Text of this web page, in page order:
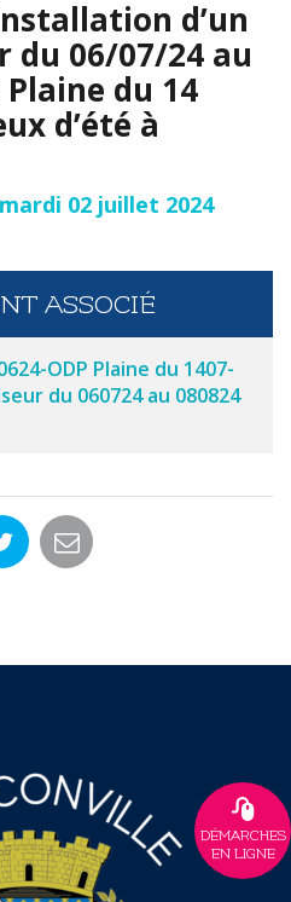
d’un
du 06/07/24 au
du 14
d’été à
02 juillet 2024
ASSOCIÉ
ODP Plaine du 1407-
du 060724 au 080824
DÉMARCHES
EN LIGNE